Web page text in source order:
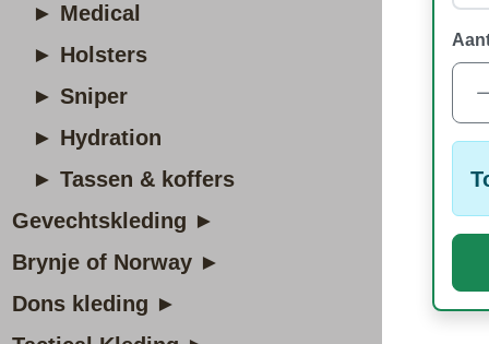
► Medical
► Holsters
► Sniper
► Hydration
► Tassen & koffers
Gevechtskleding ►
Brynje of Norway ►
Dons kleding ►